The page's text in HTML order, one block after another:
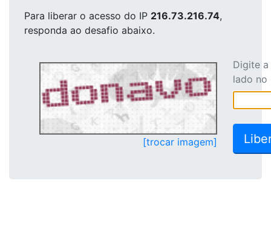
Para liberar o acesso do IP 216.73.216.74,
responda ao desafio abaixo.
[trocar imagem]
Digite
lado no